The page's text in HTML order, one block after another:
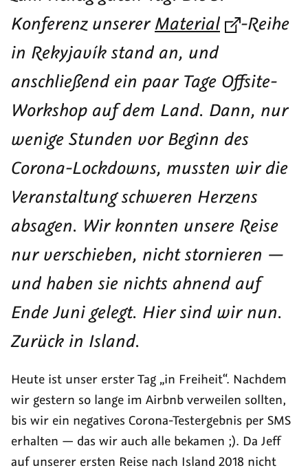
längste
Tag
des
Jahres
—
auf
ins
Serie
(derzeit
Konferenz unserer Material
-Reihe
in Rekyjavík stand an, und
anschließend ein paar Tage Offsite-
Workshop auf dem Land. Dann, nur
wenige Stunden vor Beginn des
Corona-Lockdowns, mussten wir die
Veranstaltung schweren Herzens
absagen. Wir konnten unsere Reise
nur verschieben, nicht stornieren —
und haben sie nichts ahnend auf
Ende Juni gelegt. Hier sind wir nun.
Zurück in Island.
Heute ist unser erster Tag in Freiheit . Nachdem
wir gestern so lange im Airbnb verweilen sollten,
bis wir ein negatives Corona-Testergebnis per SMS
erhalten — das wir auch alle bekamen ;). Da Jeff
auf unserer ersten Reise nach Island 2018 nicht